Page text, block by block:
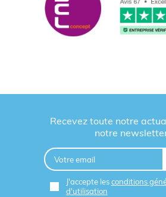
Recevez toute notre
notre
J'accepte lesconditions
d'utilisation